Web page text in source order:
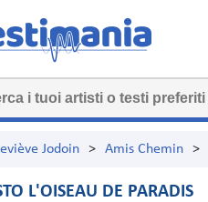
Jodoin > Amis Chemin >
L'OISEAU DE PARADIS